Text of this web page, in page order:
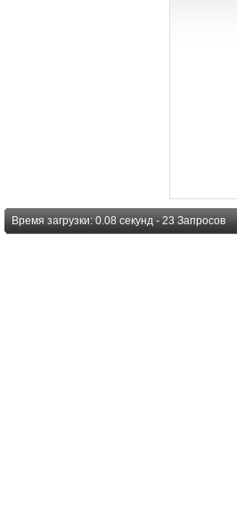
Время загрузки: 0.08 секунд - 23 Запросов